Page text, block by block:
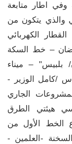
اطار متابعة
والذي يتكون من
الكهربائي
– خط السكة
– ميناء
/كامل الوزير -
الجاري
هيئتي الطرق
الخط الأول من
-العلمين -